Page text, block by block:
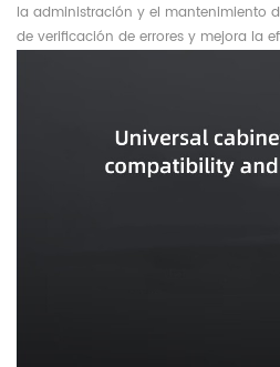
la administración y el mantenimiento
de verificación de errores y mejora la